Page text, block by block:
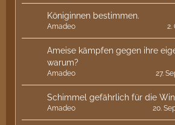
Königinnen bestimmen.
Amadeo
2.
Ameise kämpfen gegen ihre
warum?
Amadeo 27.
Schimmel gefährlich für die
Amadeo
20.